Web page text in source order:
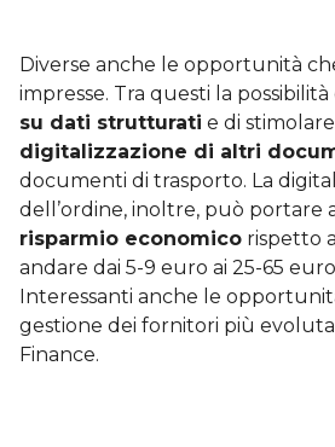
Diverse anche le opportunità
impresse. Tra questi la possibilità
su dati strutturati e di
digitalizzazione di altri
documenti di trasporto. La
dell’ordine, inoltre, può portare
risparmio economico rispetto
andare dai 5-9 euro ai 25-65
Interessanti anche le
gestione dei fornitori più
Finance.